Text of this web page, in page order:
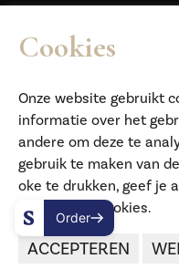
Order
Cookies
Onze website gebruikt
informatie over het
andere om deze te
gebruik te maken van
oke te drukken, geef je
gebruik van cookies.
ACCEPTEREN
Adres
't Ganzenest
Restaurant # klein hotel
Delftweg 58A
2289 AL Rijswijk
Plan je route